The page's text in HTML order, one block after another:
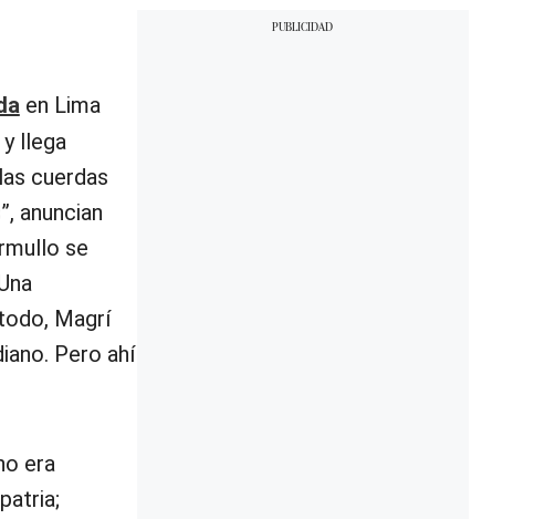
en Lima
llega
cuerdas
anuncian
se
Magrí
Pero ahí
era